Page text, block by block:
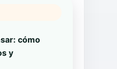
cómo
y